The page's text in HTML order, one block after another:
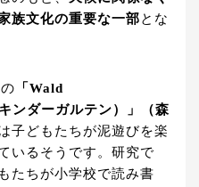
族文化の重要な一部とな
「Wald
ンダーガルテン）」（森
子どもたちが泥遊びを楽
いるそうです。研究で
たちが小学校で読み書